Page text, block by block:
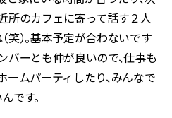
所のカフェに寄って話す２人
笑）。基本予定が合わないです
バーとも仲が良いので、仕事も
ームパーティしたり、みんなで
です。